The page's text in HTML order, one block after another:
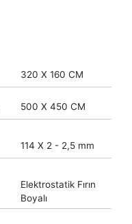
320 X 160 CM
500 X 450 CM
114 X 2 - 2,5 mm
Elektrostatik Fırın
Boyalı